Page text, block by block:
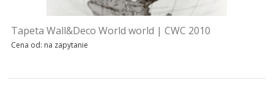
Tapeta Wall&Deco World world | CWC 2010
Cena od: na zapytanie